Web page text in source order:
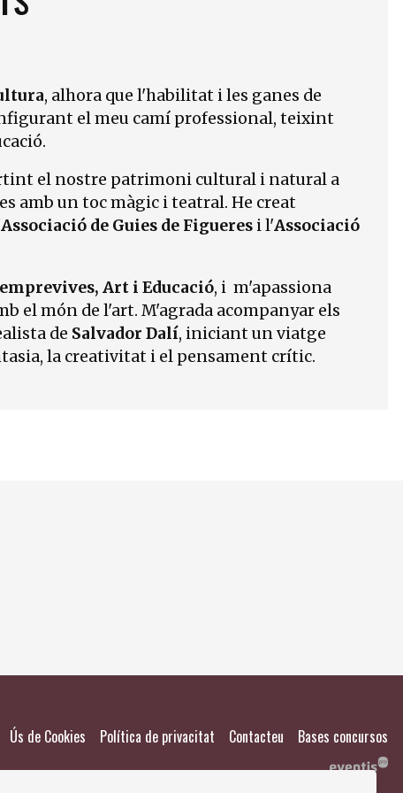
, alhora que l'habilitat i les ganes de
el meu camí professional, teixint
el nostre patrimoni cultural i natural a
amb un toc màgic i teatral. He creat
Associació de Guies de Figueres i l'Associació
Art i Educació, i m'apassiona
el món de l'art. M'agrada acompanyar els
de Salvador Dalí, iniciant un viatge
la creativitat i el pensament crític.
Ús de Cookies Política de privacitat Contacteu Bases concursos